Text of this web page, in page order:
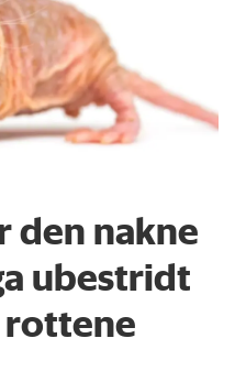
den nakne
ubestridt
rottene